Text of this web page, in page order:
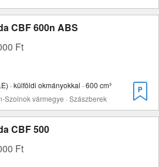
CBF 600n ABS
Ft
· külföldi okmányokkal · 600 cm³
Szolnok vármegye · Szászberek
CBF 500
Ft